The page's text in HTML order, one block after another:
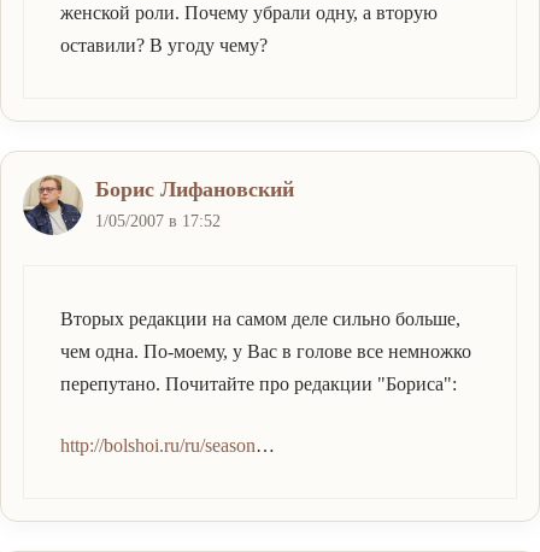
женской роли. Почему убрали одну, а вторую
оставили? В угоду чему?
Борис Лифановский
1/05/2007 в 17:52
Вторых редакции на самом деле сильно больше,
чем одна. По-моему, у Вас в голове все немножко
перепутано. Почитайте про редакции "Бориса":
http://bolshoi.ru/ru/season…